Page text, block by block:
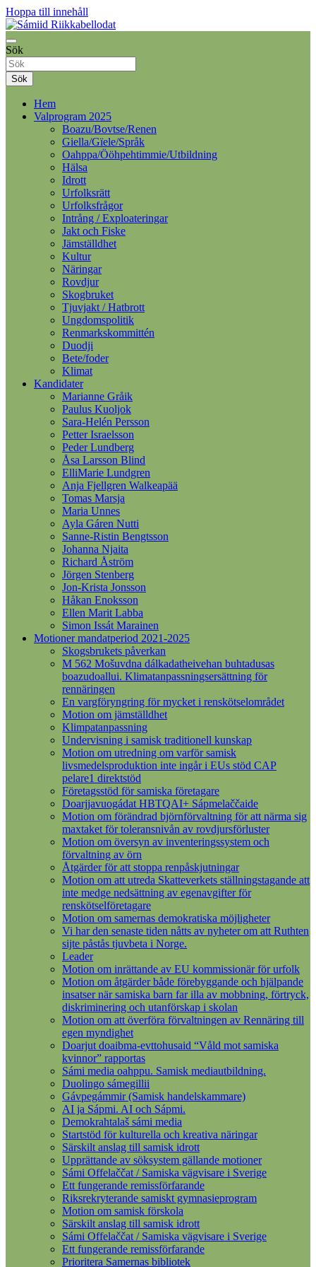
Hoppa till innehåll
Sámiid Riikkabellodat
Samelandspartiet
Sök
Sök
Hem
Valprogram 2025
Boazu/Bovtse/Renen
Giella/Gïele/Språk
Oahppa/Ööhpehtimmie/Utbildning
Hälsa
Idrott
Urfolksrätt
Urfolksfrågor
Intrång / Exploateringar
Jakt och Fiske
Jämställdhet
Kultur
Näringar
Rovdjur
Skogbruket
Tjuvjakt / Hatbrott
Ungdomspolitik
Renmarkskommittén
Duodji
Bete/foder
Klimat
Kandidater
Marianne Gråik
Paulus Kuoljok
Sara-Helén Persson
Petter Israelsson
Peder Lundberg
Åsa Larsson Blind
ElliMarie Lundgren
Anja Fjellgren Walkeapää
Tomas Marsja
Maria Unnes
Ayla Gáren Nutti
Sanne-Ristin Bengtsson
Johanna Njaita
Richard Åström
Jörgen Stenberg
Jon-Krista Jonsson
Håkan Enoksson
Ellen Marit Labba
Simon Issát Marainen
Motioner mandatperiod 2021-2025
Skogsbrukets påverkan
M 562 Mošuvdna dálkadatheivehan buhtadusas
boazudoallui. Klimatanpassningsersättning för
rennäringen
En vargföryngring för mycket i renskötselområdet
Motion om jämställdhet
Klimpatanpassning
Undervisning i samisk traditionell kunskap
Motion om utredning om varför samisk
livsmedelsproduktion inte ingår i EUs stöd CAP
pelare1 direktstöd
Företagsstöd för samiska företagare
Doarjjavuogádat HBTQAI+ Sápmelaččaide
Motion om förändrad björnförvaltning för att närma sig
maxtaket för toleransnivån av rovdjursförluster
Motion om översyn av inventeringssystem och
förvaltning av örn
Åtgärder för att stoppa renpåskjutningar
Motion om att utreda Skatteverkets ställningstagande att
inte medge nedsättning av egenavgifter för
renskötselföretagare
Motion om samernas demokratiska möjligheter
Vi har den senaste tiden nåtts av nyheter om att Ruthten
sijte påstås tjuvbeta i Norge.
Leader
Motion om inrättande av EU kommissionär för urfolk
Motion om åtgärder både förebyggande och hjälpande
insatser när samiska barn far illa av mobbning, förtryck,
diskriminering och utanförskap i skolan
Motion om att överföra förvaltningen av Rennäring till
egen myndighet
Doarjut doaibma-evttohusaid “Våld mot samiska
kvinnor” rapportas
Sámi media oahppu. Samisk mediautbildning.
Duolingo sámegillii
Gávpegámmir (Samisk handelskammare)
AI ja Sápmi. AI och Sápmi.
Demokrahtalaš sámi media
Startstöd för kulturella och kreativa näringar
Särskilt anslag till samisk idrott
Upprättande av söksystem gällande motioner
Sámi Offelaččat / Samiska vägvisare i Sverige
Ett fungerande remissförfarande
Riksrekryterande samiskt gymnasieprogram
Motion om samisk förskola
Särskilt anslag till samisk idrott
Sámi Offelaččat / Samiska vägvisare i Sverige
Ett fungerande remissförfarande
Prioritera Samernas bibliotek